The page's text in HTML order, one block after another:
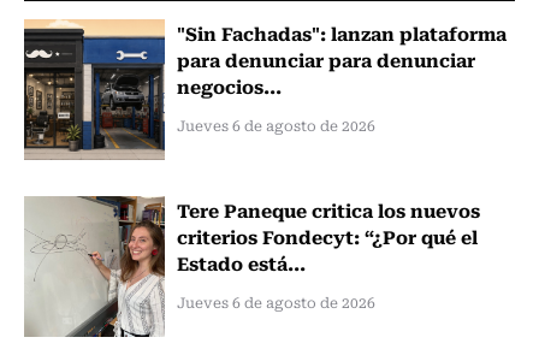
"Sin Fachadas": lanzan plataforma
para denunciar para denunciar
negocios...
Jueves 6 de agosto de 2026
Tere Paneque critica los nuevos
criterios Fondecyt: “¿Por qué el
Estado está...
Jueves 6 de agosto de 2026